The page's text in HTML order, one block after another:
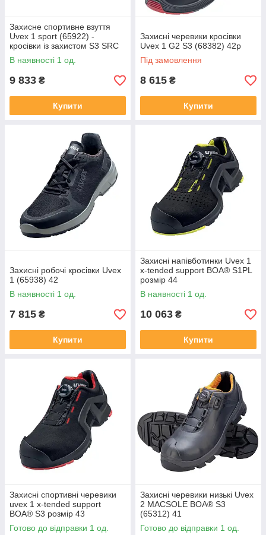
Захисне спортивне взуття
Uvex 1 sport (65922) -
кросівки із захистом S3 SRC
ESD(42)
В наявності 1 од.
9 833 ₴
Купити
Захисні черевики кросівки
Uvex 1 G2 S3 (68382) 42p
Під замовлення
8 615 ₴
Купити
Захисні робочі кросівки Uvex
1 (65938) 42
В наявності 1 од.
7 815 ₴
Купити
Захисні напівботинки Uvex 1
x-tended support BOA® S1PL
розмір 44
В наявності 1 од.
10 063 ₴
Купити
Захисні спортивні черевики
uvex 1 x-tended support
BOA® S3 розмір 43
Готово до відправки 1 од.
Захисні черевики низькі Uvex
2 MACSOLE BOA® S3
(65312) 41
Готово до відправки 1 од.